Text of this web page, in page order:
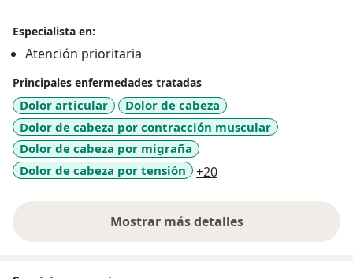
Especialista en:
Atención prioritaria
Principales enfermedades tratadas
Dolor articular
Dolor de cabeza
Dolor de cabeza por contracción muscular
Dolor de cabeza por migraña
Dolor de cabeza por tensión
+20
Mostrar más detalles
sobre la experiencia